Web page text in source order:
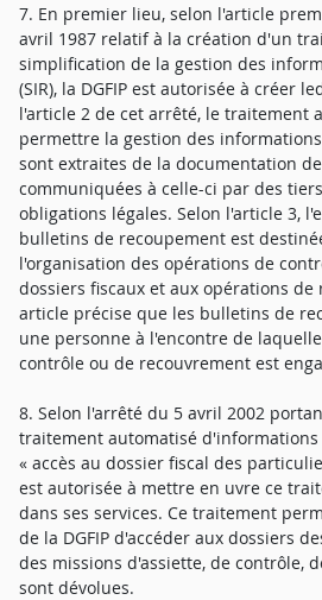
7. En premier lieu, selon l'article
avril 1987 relatif à la création d'un
simplification de la gestion des
(SIR), la DGFIP est autorisée à créer
l'article 2 de cet arrêté, le traitement
permettre la gestion des
sont extraites de la documentation de
communiquées à celle-ci par des
obligations légales. Selon l'article 3,
bulletins de recoupement est
l'organisation des opérations de
dossiers fiscaux et aux opérations de
article précise que les bulletins de
une personne à l'encontre de
contrôle ou de recouvrement est
8. Selon l'arrêté du 5 avril 2002
traitement automatisé
« accès au dossier fiscal des
est autorisée à mettre en uvre ce
dans ses services. Ce traitement
de la DGFIP d'accéder aux dossiers
des missions d'assiette, de contrôle,
sont dévolues.